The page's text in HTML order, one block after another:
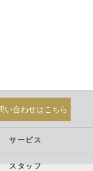
い合わせはこちら
サービス
スタッフ